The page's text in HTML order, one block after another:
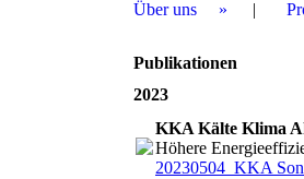
Über uns
Publikationen
2023
KKA Kälte Klima
Höhere
20230504_KKA